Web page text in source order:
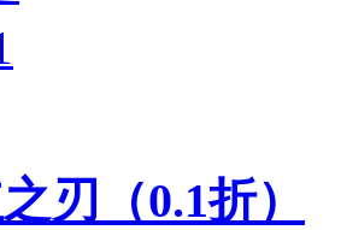
刃（0.1折）